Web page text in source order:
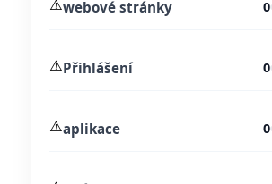
⚠️webové stránky 0
⚠️Přihlášení 0
⚠️aplikace 0